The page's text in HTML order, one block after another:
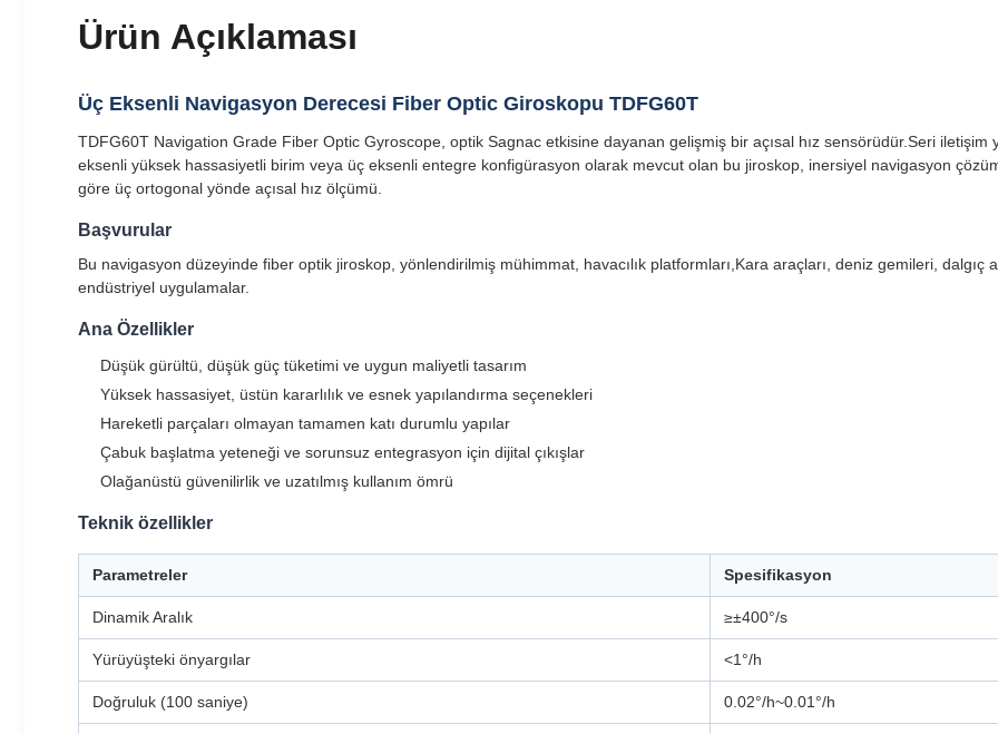
Ürün Açıklaması
Üç Eksenli Navigasyon Derecesi Fiber Optic Giroskopu TDFG60T
TDFG60T Navigation Grade Fiber Optic Gyroscope, optik Sagnac etkisine dayanan gelişmiş bir açısal hız sensörüdür.Seri iletişim
eksenli yüksek hassasiyetli birim veya üç eksenli entegre konfigürasyon olarak mevcut olan bu jiroskop, inersiyel navigasyon
göre üç ortogonal yönde açısal hız ölçümü.
Başvurular
Bu navigasyon düzeyinde fiber optik jiroskop, yönlendirilmiş mühimmat, havacılık platformları,Kara araçları, deniz gemileri,
endüstriyel uygulamalar.
Ana Özellikler
Düşük gürültü, düşük güç tüketimi ve uygun maliyetli tasarım
Yüksek hassasiyet, üstün kararlılık ve esnek yapılandırma seçenekleri
Hareketli parçaları olmayan tamamen katı durumlu yapılar
Çabuk başlatma yeteneği ve sorunsuz entegrasyon için dijital çıkışlar
Olağanüstü güvenilirlik ve uzatılmış kullanım ömrü
Teknik özellikler
Parametreler Spesifikasyon
Dinamik Aralık ≥±400°/s
Yürüyüşteki önyargılar <1°/h
Doğruluk (100 saniye) 0.02°/h~0.01°/h